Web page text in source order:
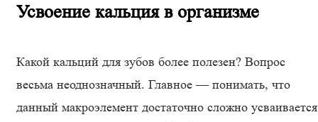
Усвоение кальция в организме
Какой кальций для зубов более полезен? Вопрос
весьма неоднозначный. Главное — понимать, что
данный макроэлемент достаточно сложно усваивается